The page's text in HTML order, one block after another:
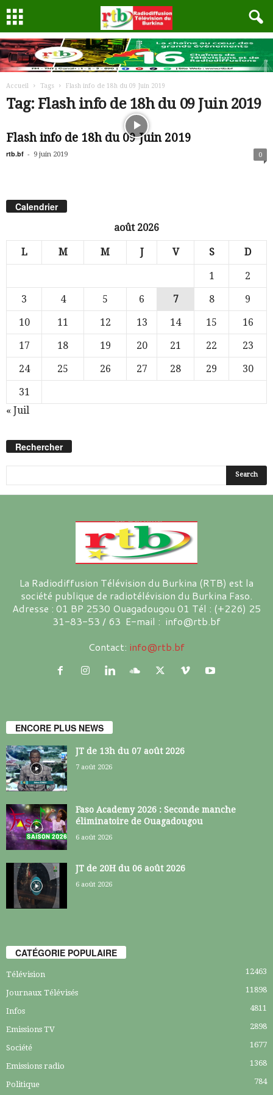
Accueil Tags Flash info de 18h du 09 Juin 2019
Tag: Flash info de 18h du 09 Juin 2019
Flash info de 18h du 09 Juin 2019
rtb.bf - 9 juin 2019 0
Calendrier
août 2026
L M M J V S D
1
2
3
4 5 6 7 8
9
10
11 12 13 14 15
16
17
18 19 20 21 22
23
24
25 26 27 28 29
30
31
« Juil
Rechercher
La Radiodiffusion Télévision du Burkina (RTB) est la
société publique de radiotélévision du Burkina Faso.
Adresse : 01 BP 2530 Ouagadougou 01 Tél : (+226) 25
31-83-53 / 63 E-mail : info@rtb.bf
Contact: info@rtb.bf
ENCORE PLUS NEWS
JT de 13h du 07 août 2026
7 août 2026
Faso Academy 2026 : Seconde manche
éliminatoire de Ouagadougou
6 août 2026
JT de 20H du 06 août 2026
6 août 2026
CATÉGORIE POPULAIRE
Télévision 12463
Journaux Télévisés 11898
Infos 4811
Emissions TV 2898
Société 1677
Emissions radio 1368
Politique 784